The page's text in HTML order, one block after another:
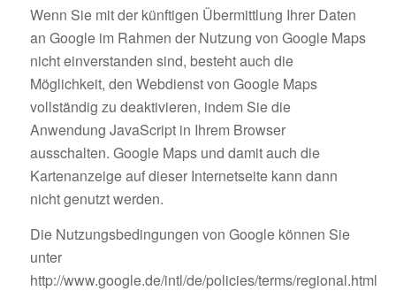
Wenn Sie mit der künftigen Übermittlung Ihrer Daten
an Google im Rahmen der Nutzung von Google Maps
nicht einverstanden sind, besteht auch die
Möglichkeit, den Webdienst von Google Maps
vollständig zu deaktivieren, indem Sie die
Anwendung JavaScript in Ihrem Browser
ausschalten. Google Maps und damit auch die
Kartenanzeige auf dieser Internetseite kann dann
nicht genutzt werden.
Die Nutzungsbedingungen von Google können Sie
unter
http://www.google.de/intl/de/policies/terms/regional.html